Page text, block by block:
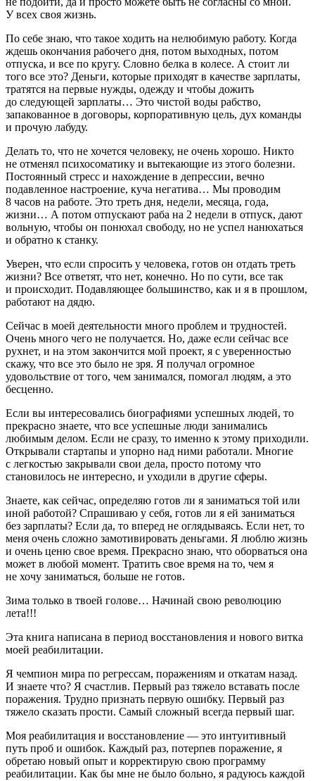
У всех своя жизнь.
По себе знаю, что такое ходить на нелюбимую работу. Когда
ждешь окончания рабочего дня, потом выходных, потом
отпуска, и все по кругу. Словно белка в колесе. А стоит ли
того все это? Деньги, которые приходят в качестве зарплаты,
тратятся на первые нужды, одежду и чтобы дожить
до следующей зарплаты… Это чистой воды рабство,
запакованное в договоры, корпоративную цель, дух команды
и прочую лабуду.
Делать то, что не хочется человеку, не очень хорошо. Никто
не отменял психосоматику и вытекающие из этого болезни.
Постоянный стресс и нахождение в депрессии, вечно
подавленное настроение, куча негатива… Мы проводим
8 часов на работе. Это треть дня, недели, месяца, года,
жизни… А потом отпускают раба на 2 недели в отпуск, дают
вольную, чтобы он понюхал свободу, но не успел нанюхаться
и обратно к станку.
Уверен, что если спросить у человека, готов он отдать треть
жизни? Все ответят, что нет, конечно. Но по сути, все так
и происходит. Подавляющее большинство, как и я в прошлом,
работают на дядю.
Сейчас в моей деятельности много проблем и трудностей.
Очень много чего не получается. Но, даже если сейчас все
рухнет, и на этом закончится мой проект, я с уверенностью
скажу, что все это было не зря. Я получал огромное
удовольствие от того, чем занимался, помогал людям, а это
бесценно.
Если вы интересовались биографиями успешных людей, то
прекрасно знаете, что все успешные люди занимались
любимым делом. Если не сразу, то именно к этому приходили.
Открывали стартапы и упорно над ними работали. Многие
с легкостью закрывали свои дела, просто потому что
становилось не интересно, и уходили в другие сферы.
Знаете, как сейчас, определяю готов ли я заниматься той или
иной работой? Спрашиваю у себя, готов ли я ей заниматься
без зарплаты? Если да, то вперед не оглядываясь. Если нет, то
меня очень сложно замотивировать деньгами. Я люблю жизнь
и очень ценю свое время. Прекрасно знаю, что оборваться она
может в любой момент. Тратить свое время на то, чем я
не хочу заниматься, больше не готов.
Зима только в твоей голове… Начинай свою революцию
лета!!!
Эта книга написана в период восстановления и нового витка
моей реабилитации.
Я чемпион мира по регрессам, поражениям и откатам назад.
И знаете что? Я счастлив. Первый раз тяжело вставать после
поражения. Трудно признать первую ошибку. Первый раз
тяжело сказать прости. Самый сложный всегда первый шаг.
Моя реабилитация и восстановление — это интуитивный
путь проб и ошибок. Каждый раз, потерпев поражение, я
обретаю новый опыт и корректирую свою программу
реабилитации. Как бы мне не было больно, я радуюсь каждой